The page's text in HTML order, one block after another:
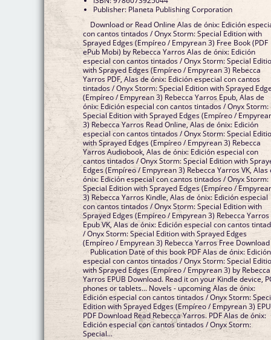
Publisher: Planeta Publishing Corporation
Download or Read Online Alas de ónix: Edición
con cantos tintados / Onyx Storm: Special Edition with
Sprayed Edges (Empíreo / Empyrean 3) Free Book (PDF
ePub Mobi) by Rebecca Yarros Alas de ónix: Edición
especial con cantos tintados / Onyx Storm: Special
with Sprayed Edges (Empíreo / Empyrean 3) Rebecca
Yarros PDF, Alas de ónix: Edición especial con cantos
tintados / Onyx Storm: Special Edition with Sprayed
(Empíreo / Empyrean 3) Rebecca Yarros Epub, Alas de
ónix: Edición especial con cantos tintados / Onyx Storm:
Special Edition with Sprayed Edges (Empíreo /
3) Rebecca Yarros Read Online, Alas de ónix: Edición
especial con cantos tintados / Onyx Storm: Special
with Sprayed Edges (Empíreo / Empyrean 3) Rebecca
Yarros Audiobook, Alas de ónix: Edición especial con
cantos tintados / Onyx Storm: Special Edition with
Edges (Empíreo / Empyrean 3) Rebecca Yarros VK, Alas
ónix: Edición especial con cantos tintados / Onyx Storm:
Special Edition with Sprayed Edges (Empíreo /
3) Rebecca Yarros Kindle, Alas de ónix: Edición especial
con cantos tintados / Onyx Storm: Special Edition with
Sprayed Edges (Empíreo / Empyrean 3) Rebecca Yarros
Epub VK, Alas de ónix: Edición especial con cantos
/ Onyx Storm: Special Edition with Sprayed Edges
(Empíreo / Empyrean 3) Rebecca Yarros Free Download
Publication Date of this book PDF Alas de ónix: Edición
especial con cantos tintados / Onyx Storm: Special
with Sprayed Edges (Empíreo / Empyrean 3) by Rebecca
Yarros EPUB Download. Read it on your Kindle device,
phones or tablets... Novels - upcoming Alas de ónix:
Edición especial con cantos tintados / Onyx Storm:
Edition with Sprayed Edges (Empíreo / Empyrean 3)
PDF Download Read Rebecca Yarros. PDF Alas de ónix:
Edición especial con cantos tintados / Onyx Storm:
Special...